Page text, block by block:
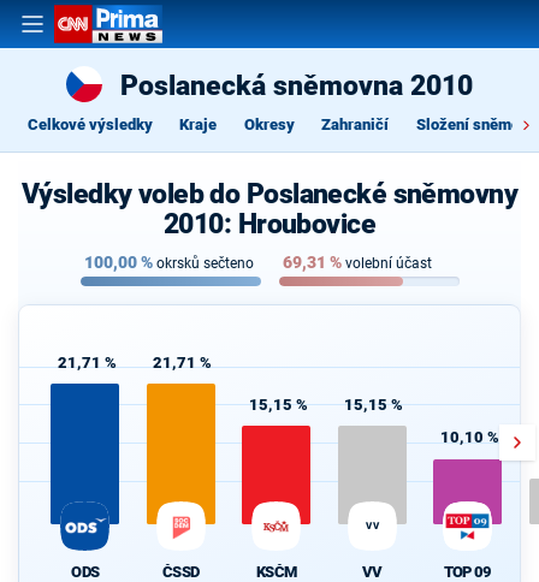
Poslanecká sněmovna 2010
Celkové výsledky Kraje Okresy Zahraničí Složení
Výsledky voleb do Poslanecké sněmovny
2010: Hroubovice
100,00% okrsků sečteno 69,31 % volební účast
21,71 %
ODS
21,71 %
ČSSD
15,15 %
KSČM
15,15 %
VV
VV
10,10 %
TOP 09